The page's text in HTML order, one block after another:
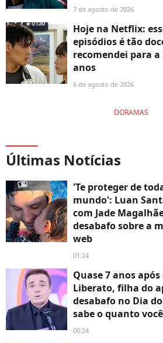
7 de agosto de 2026
Hoje na Netflix:
episódios é tão
recomendei para
anos
6 de agosto de 2026
DORAMAS
Últimas Notícias
'Te proteger de
mundo': Luan
com Jade
desabafo sobre a
web
01:24
Quase 7 anos
Liberato, filha do
desabafo no Dia
sabe o quanto
00:24